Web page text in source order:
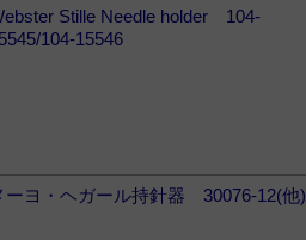
Stille Needle holder 104-
104-15546
ーヨ・ヘガール持針器 30076-12(他)